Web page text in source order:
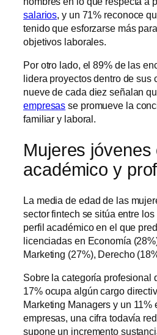
salarios, y un 71% reconoce
tenido que esforzarse más
objetivos laborales.
Por otro lado, el 89% de las
lidera proyectos dentro de sus
nueve de cada diez señalan
empresas se promueve la
familiar y laboral.
Mujeres jóvenes
académico y
La media de edad de las
sector fintech se sitúa entre
perfil académico en el que
licenciadas en Economía
Marketing (27%), Derecho
Sobre la categoría profesional
17% ocupa algún cargo
Marketing Managers y un 11%
empresas, una cifra todavía
supone un incremento